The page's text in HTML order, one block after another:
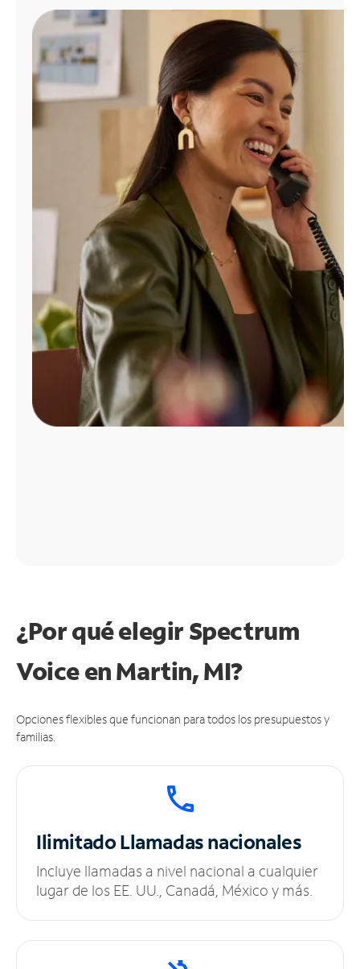
Administrar
cuenta
Encuentra
tienda
¿Por qué elegir Spectrum
Voice en Martin, MI?
Opciones flexibles que funcionan para todos los presupuestos y
familias.
IlimitadoLlamadas nacionales
Incluye llamadas a nivel nacional a cualquier
lugar de los EE. UU., Canadá, México y más.